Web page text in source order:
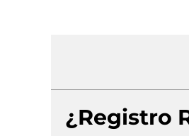
¿Registro